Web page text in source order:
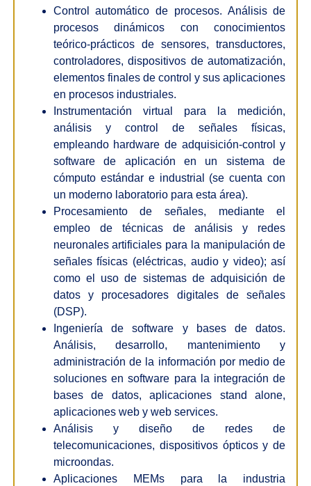
Control automático de procesos. Análisis de
procesos dinámicos con conocimientos
teórico-prácticos de sensores, transductores,
controladores, dispositivos de automatización,
elementos finales de control y sus aplicaciones
en procesos industriales.
Instrumentación virtual para la medición,
análisis y control de señales físicas,
empleando hardware de adquisición-control y
software de aplicación en un sistema de
cómputo estándar e industrial (se cuenta con
un moderno laboratorio para esta área).
Procesamiento de señales, mediante el
empleo de técnicas de análisis y redes
neuronales artificiales para la manipulación de
señales físicas (eléctricas, audio y video); así
como el uso de sistemas de adquisición de
datos y procesadores digitales de señales
(DSP).
Ingeniería de software y bases de datos.
Análisis, desarrollo, mantenimiento y
administración de la información por medio de
soluciones en software para la integración de
bases de datos, aplicaciones stand alone,
aplicaciones web y web services.
Análisis y diseño de redes de
telecomunicaciones, dispositivos ópticos y de
microondas.
Aplicaciones MEMs para la industria